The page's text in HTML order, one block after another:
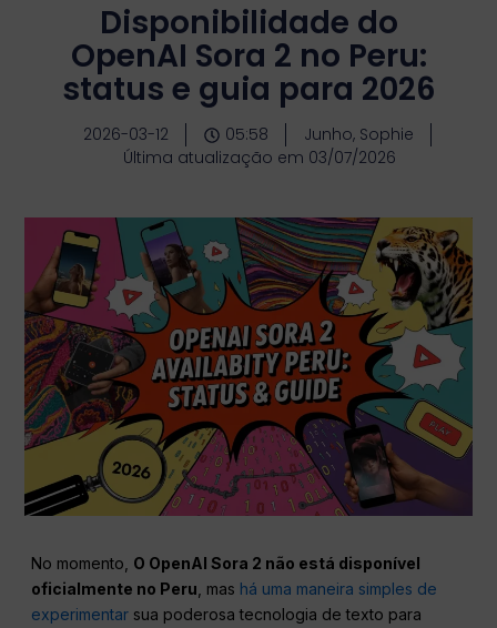
Disponibilidade do
OpenAI Sora 2 no Peru:
status e guia para 2026
2026-03-12 05:58
Junho, Sophie
Última atualização em 03/07/2026
No momento, O OpenAI Sora 2 não está disponível
oficialmente no Peru , mas há uma maneira simples de
experimentar sua poderosa tecnologia de texto para